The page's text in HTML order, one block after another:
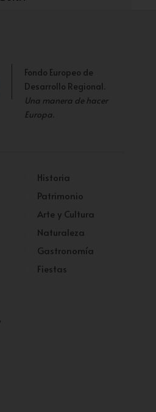
Fondo Europeo de
Desarrollo Regional.
Una manera de hacer
Europa.
Historia
Patrimonio
Arte y Cultura
Naturaleza
Gastronomía
Fiestas